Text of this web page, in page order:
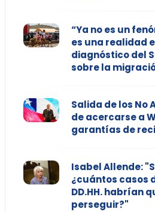
“Ya no es un
es una realidad
diagnóstico del
sobre la
Salida de los No
de acercarse a
garantías de
Isabel Allende:
¿cuántos casos
DD.HH. habrían
perseguir?"